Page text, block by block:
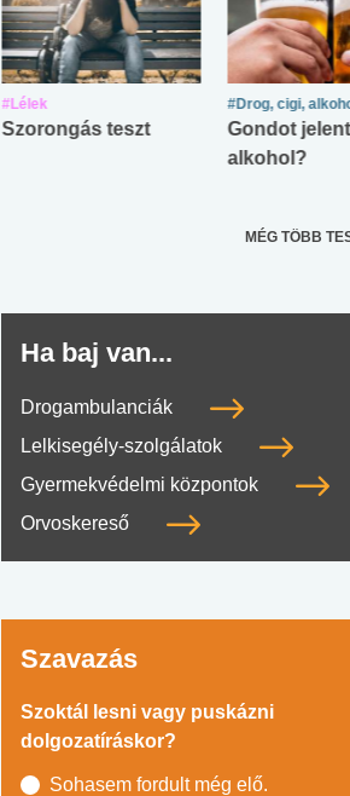
#Lélek
Szorongás teszt
#Drog, cigi,
Gondot
alkohol?
MÉG TÖBB
Ha baj van...
Drogambulanciák
Lelkisegély-szolgálatok
Gyermekvédelmi központok
Orvoskereső
Szavazás
Szoktál lesni vagy puskázni
dolgozatíráskor?
Sohasem fordult még elő.